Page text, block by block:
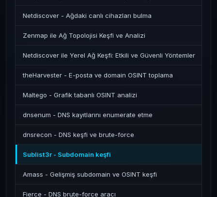
Netdiscover - Ağdaki canlı cihazları bulma
Zenmap ile Ağ Topolojisi Keşfi ve Analizi
Netdiscover ile Yerel Ağ Keşfi: Etkili ve Güvenli Yöntemler
theHarvester - E-posta ve domain OSINT toplama
Maltego - Grafik tabanlı OSINT analizi
dnsenum - DNS kayıtlarını enumerate etme
dnsrecon - DNS keşfi ve brute-force
Sublist3r - Subdomain keşfi
Amass - Gelişmiş subdomain ve OSINT keşfi
Fierce - DNS brute-force aracı